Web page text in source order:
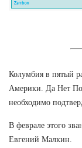
Колумбия в пятый
Америки. Да Нет
необходимо
В феврале этого
Евгений Малкин.